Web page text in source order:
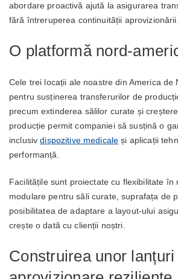
abordare proactivă ajută la asigurarea
fără întreruperea continuității aprovizionării.
O platformă nord-
Cele trei locații ale noastre din America de
pentru susținerea transferurilor de
precum extinderea sălilor curate și
producție permit companiei să susțină o
inclusivdispozitive medicale și aplicații
performanță.
Facilitățile sunt proiectate cu flexibilitate în
modulare pentru săli curate, suprafața de
posibilitatea de adaptare a layout-ului
crește o dată cu clienții noștri.
Construirea unor lanțuri